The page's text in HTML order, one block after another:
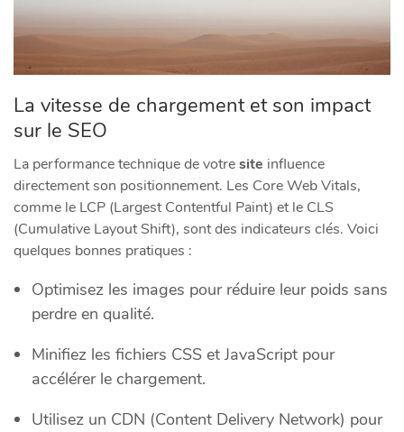
La vitesse de chargement et son impact
sur le SEO
La performance technique de votresite influence
directement son positionnement. Les Core Web Vitals,
comme le LCP (Largest Contentful Paint) et le CLS
(Cumulative Layout Shift), sont des indicateurs clés. Voici
quelques bonnes pratiques :
Optimisez les images pour réduire leur poids sans
perdre en qualité.
Minifiez les fichiers CSS et JavaScript pour
accélérer le chargement.
Utilisez un CDN (Content Delivery Network) pour